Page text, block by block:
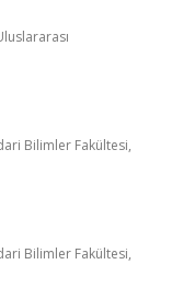
Bilimler Fakültesi,
Bilimler Fakültesi,